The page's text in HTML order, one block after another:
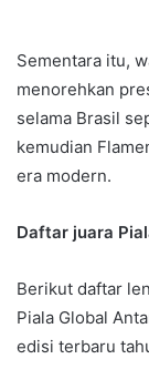
Sementara itu,
menorehkan
selama Brasil
kemudian
era modern.
Daftar juara
Berikut daftar
Piala Global
edisi terbaru